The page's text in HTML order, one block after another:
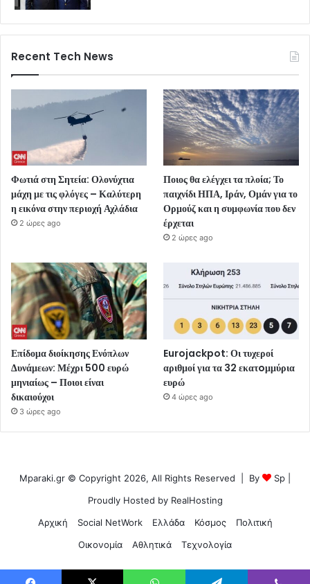
Recent Tech News
Φωτιά στη Σητεία: Ολονύχτια
μάχη με τις φλόγες – Καλύτερη
η εικόνα στην περιοχή Αχλάδια
2 ώρες ago
Ποιος θα ελέγχει τα πλοία; Το
παιχνίδι ΗΠΑ, Ιράν, Ομάν για το
Ορμούζ και η συμφωνία που δεν
έρχεται
2 ώρες ago
Επίδομα διοίκησης Ενόπλων
Δυνάμεων: Μέχρι 500 ευρώ
μηνιαίως – Ποιοι είναι
δικαιούχοι
3 ώρες ago
Eurojackpot: Οι τυχεροί
αριθμοί για τα 32 εκατoμμύρια
ευρώ
4 ώρες ago
Mparaki.gr © Copyright 2026, All Rights Reserved | By Sp
Proudly Hosted by RealHosting
Αρχική
Social NetWork Ελλάδα Κόσμος
Πολιτική
Οικονομία
Αθλητικά Τεχνολογία